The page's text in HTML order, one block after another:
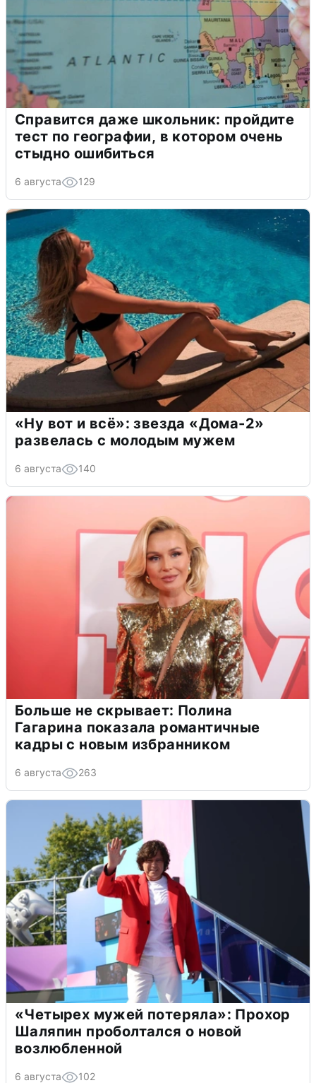
Справится даже школьник: пройдите
тест по географии, в котором очень
стыдно ошибиться
6 августа 129
«Ну вот и всё»: звезда «Дома-2»
развелась с молодым мужем
6 августа 140
Больше не скрывает: Полина
Гагарина показала романтичные
кадры с новым избранником
6 августа 263
«Четырех мужей потеряла»: Прохор
Шаляпин проболтался о новой
возлюбленной
6 августа 102